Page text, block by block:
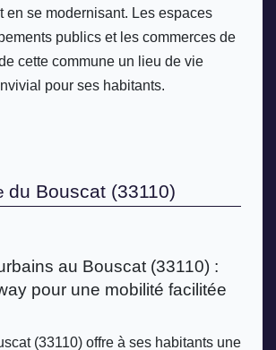
en se modernisant. Les espaces
publics et les commerces de
cette commune un lieu de vie
pour ses habitants.
du Bouscat (33110)
au Bouscat (33110) :
pour une mobilité facilitée
(33110) offre à ses habitants une